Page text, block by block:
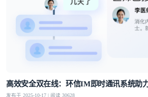
高效安全双在线：环信IM即时通讯系统助
发布于 2025-10-17 | 阅读 30628